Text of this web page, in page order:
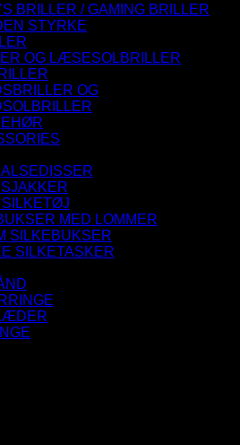
BRILLER / GAMING BRILLER
STYRKE
OG LÆSESOLBRILLER
OG
MED LOMMER
SILKEBUKSER
SILKETASKER